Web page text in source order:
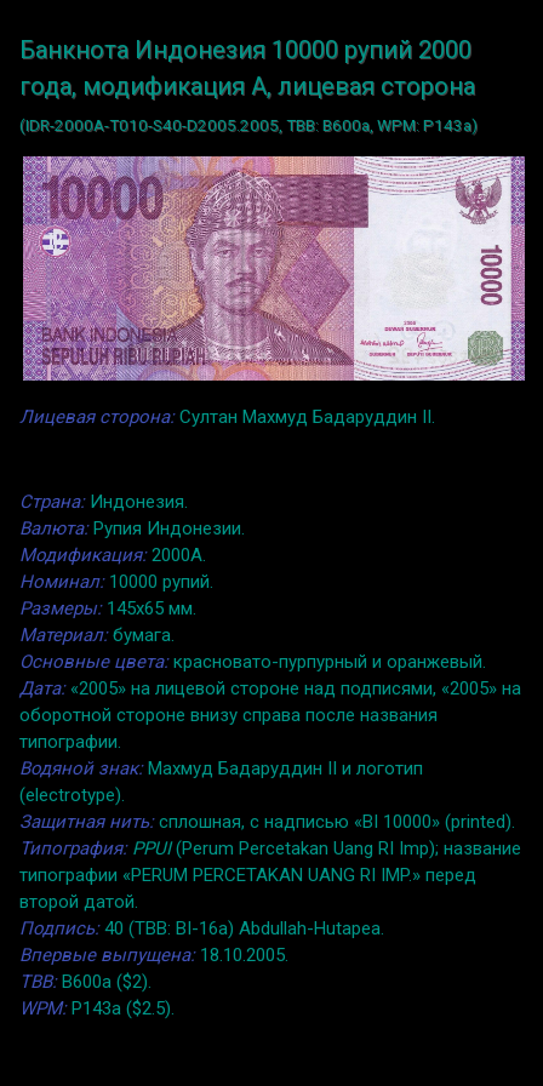
Банкнота Индонезия 10000 рупий 2000
года, модификация A, лицевая сторона
(IDR-2000A-T010-S40-D2005.2005, TBB: B600a, WPM: P143a)
Лицевая сторона:Султан Махмуд Бадаруддин II.
Страна:Индонезия.
Валюта:Рупия Индонезии.
Модификация:2000A.
Номинал:10000 рупий.
Размеры:145x65 мм.
Материал:бумага.
Основные цвета:красновато-пурпурный и оранжевый.
Дата:«2005» на лицевой стороне над подписями, «2005» на
оборотной стороне внизу справа после названия
типографии.
Водяной знак:Махмуд Бадаруддин II и логотип
(electrotype).
Защитная нить:сплошная, с надписью «BI 10000» (printed).
Типография: PPUI(Perum Percetakan Uang RI Imp); название
типографии «PERUM PERCETAKAN UANG RI IMP.» перед
второй датой.
Подпись:40 (TBB: BI-16a) Abdullah-Hutapea.
Впервые выпущена:18.10.2005.
TBB:B600a ($2).
WPM:P143a ($2.5).